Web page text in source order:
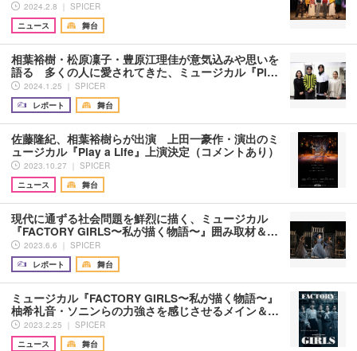
2024.2.8 ｜ SPICER
ニュース
舞台
相葉裕樹・松原凜子・豊原江理佳が意気込みや思いを
語る 多くの人に愛されてきた、ミュージカル『Pl…
2024.1.25 ｜ SPICER
レポート
舞台
佐藤隆紀、相葉裕樹らが出演 上田一豪作・演出のミ
ュージカル『Play a Life』上演決定（コメントあり）
2023.10.27 ｜ SPICER
ニュース
舞台
現代に通ずる社会問題を鮮烈に描く、ミュージカル
『FACTORY GIRLS〜私が描く物語〜』囲み取材＆…
2023.6.6 ｜ SPICER
レポート
舞台
ミュージカル『FACTORY GIRLS〜私が描く物語〜』
柚希礼音・ソニンらの力強さを感じさせるメイン＆…
2023.2.25 ｜ SPICER
ニュース
舞台